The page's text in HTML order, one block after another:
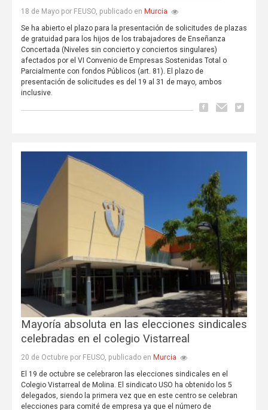
18 de Mayo por FEUSO, publicado en Murcia
Se ha abierto el plazo para la presentación de solicitudes de plazas
de gratuidad para los hijos de los trabajadores de Enseñanza
Concertada (Niveles sin concierto y conciertos singulares)
afectados por el VI Convenio de Empresas Sostenidas Total o
Parcialmente con fondos Públicos (art. 81). El plazo de
presentación de solicitudes es del 19 al 31 de mayo, ambos
inclusive.
Mayoría absoluta en las elecciones sindicales
celebradas en el colegio Vistarreal
20 de Octubre por FEUSO, publicado en Murcia
El 19 de octubre se celebraron las elecciones sindicales en el
Colegio Vistarreal de Molina. El sindicato USO ha obtenido los 5
delegados, siendo la primera vez que en este centro se celebran
elecciones para comité de empresa ya que el número de